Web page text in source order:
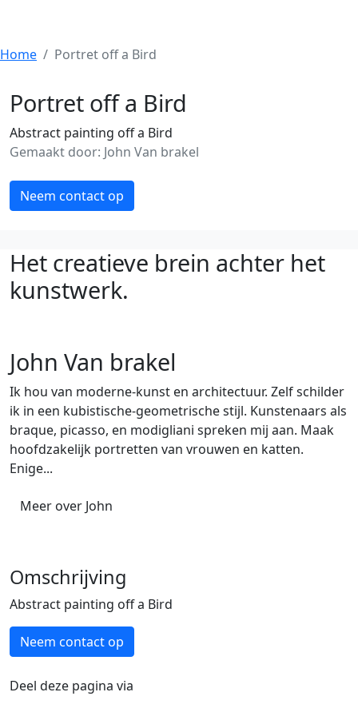
Home Portret off a Bird
Portret off a Bird
Abstract painting off a Bird
Gemaakt door: John Van brakel
Neem contact op
Het creatieve brein achter het
kunstwerk.
John Van brakel
Ik hou van moderne-kunst en architectuur. Zelf schilder
ik in een kubistische-geometrische stijl. Kunstenaars als
braque, picasso, en modigliani spreken mij aan. Maak
hoofdzakelijk portretten van vrouwen en katten.
Enige...
Meer over John
Omschrijving
Abstract painting off a Bird
Neem contact op
Deel deze pagina via